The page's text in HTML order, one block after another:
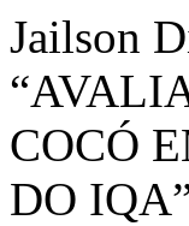
Jailson
COCÓ
DO